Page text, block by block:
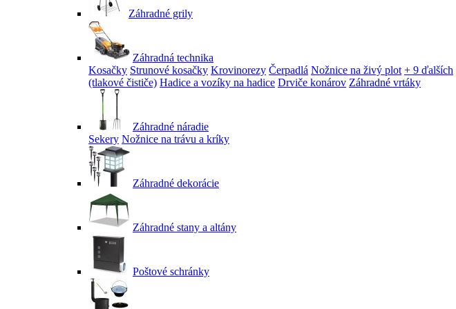
Záhradné grily
Záhradná technika
Kosačky Strunové kosačky Krovinorezy Čerpadlá Nožnice na živý plot + 9 ďalších
(tlakové čističe) Hadice a vozíky na hadice Drviče konárov Záhradné vrtáky
Záhradné náradie
Sekery Nožnice na trávu a kríky
Záhradné dekorácie
Záhradné stany a altány
Poštové schránky